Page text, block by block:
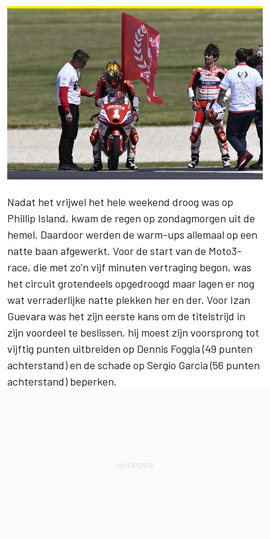
Nadat het vrijwel het hele weekend droog was op
Phillip Island, kwam de regen op zondagmorgen uit de
hemel. Daardoor werden de warm-ups allemaal op een
natte baan afgewerkt. Voor de start van de Moto3-
race, die met zo’n vijf minuten vertraging begon, was
het circuit grotendeels opgedroogd maar lagen er nog
wat verraderlijke natte plekken her en der. Voor Izan
Guevara was het zijn eerste kans om de titelstrijd in
zijn voordeel te beslissen, hij moest zijn voorsprong tot
vijftig punten uitbreiden op Dennis Foggia(49 punten
achterstand) en de schade op Sergio Garcia (56 punten
achterstand) beperken.